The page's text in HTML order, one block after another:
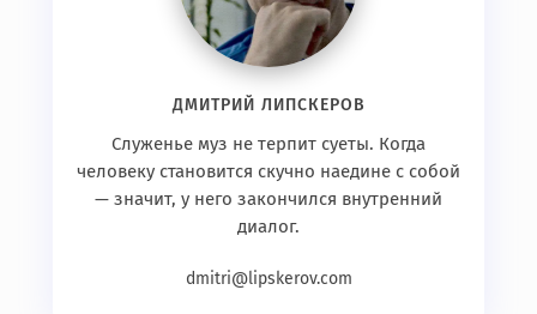
ДМИТРИЙ ЛИПСКЕРОВ
Служенье муз не терпит суеты. Когда
человеку становится скучно наедине с собой
— значит, у него закончился внутренний
диалог.
dmitri@lipskerov.com